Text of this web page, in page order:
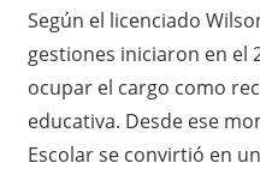
Según el licenciado
gestiones iniciaron en el
ocupar el cargo como
educativa. Desde ese
Escolar se convirtió en